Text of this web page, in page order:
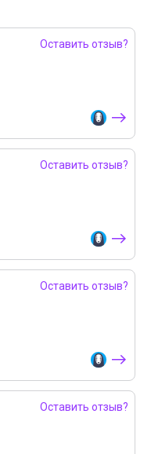
Оставить отзыв?
Оставить отзыв?
Оставить отзыв?
Оставить отзыв?